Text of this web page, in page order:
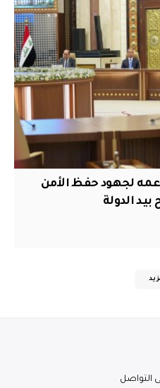
دعمه لجهود حفظ الأمن
الدولة
التواصل